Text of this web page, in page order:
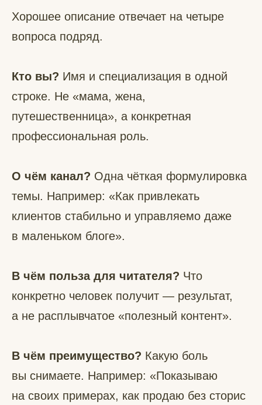
Хорошее описание отвечает на четыре
вопроса подряд.
Кто вы? Имя и специализация в одной
строке. Не «мама, жена,
путешественница», а конкретная
профессиональная роль.
О чём канал? Одна чёткая формулировка
темы. Например: «Как привлекать
клиентов стабильно и управляемо даже
в маленьком блоге».
В чём польза для читателя? Что
конкретно человек получит — результат,
а не расплывчатое «полезный контент».
В чём преимущество? Какую боль
вы снимаете. Например: «Показываю
на своих примерах, как продаю без сторис